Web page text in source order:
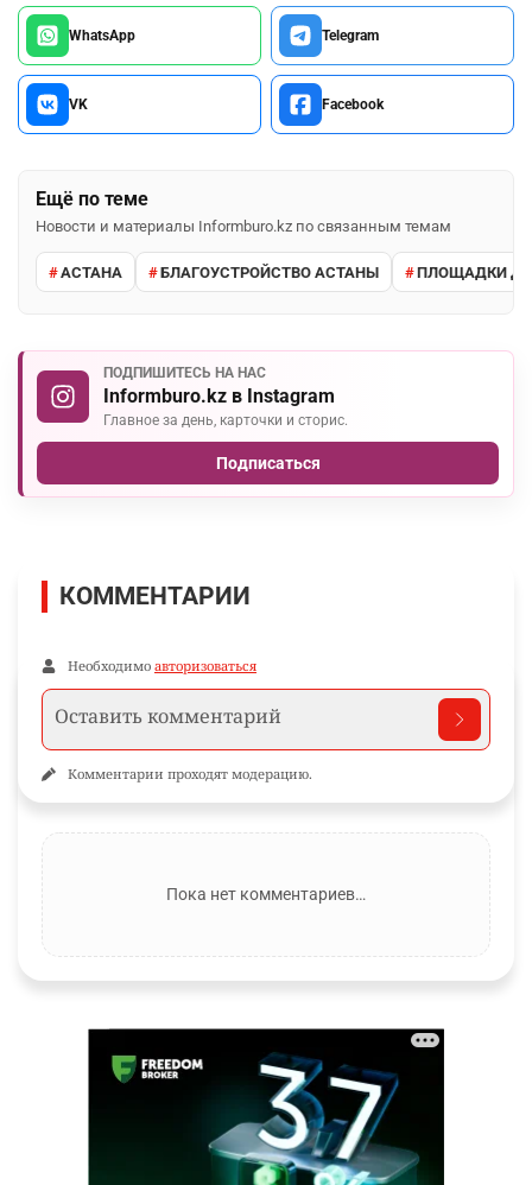
WhatsApp Telegram
VK Facebook
Ещё по теме
Новости и материалы Informburo.kz по связанным темам
АСТАНА БЛАГОУСТРОЙСТВО АСТАНЫ ПЛОЩАДКИ
ПОДПИШИТЕСЬ НА НАС
Informburo.kz в Instagram
Главное за день, карточки и сторис.
Подписаться
КОММЕНТАРИИ
Необходимо авторизоваться
Комментарии проходят модерацию.
Пока нет комментариев…